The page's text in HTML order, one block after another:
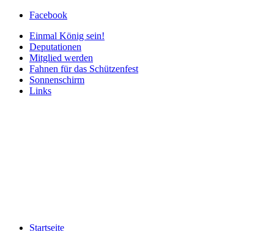
Facebook
Einmal König sein!
Deputationen
Mitglied werden
Fahnen für das Schützenfest
Sonnenschirm
Links
Startseite